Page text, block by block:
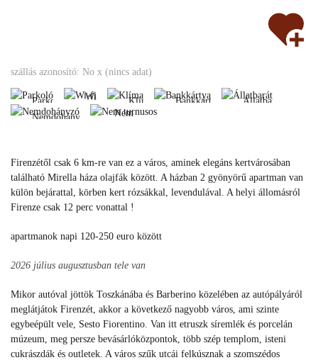
szállás azonosító: No x (nincs adat)
Parkoló
Parkoló
fi
Wi-
Klíma
Klíma Bankkártya Állatbarát
Nemdohányzó
Nemdohányzó
turnusos
Nem
turnusos
Firenzétől csak 6 km-re van ez a város, aminek elegáns kertvárosában
található Mirella háza olajfák között. A házban 2 gyönyörű apartman van
külön bejárattal, körben kert rózsákkal, levendulával. A helyi állomásról
Firenze csak 12 perc vonattal !
apartmanok napi 120-250 euro között
2026 július augusztusban tele van
Mikor autóval jöttök Toszkánába és Barberino közelében az autópályáról
meglátjátok Firenzét, akkor a következő nagyobb város, ami szinte
egybeépült vele, Sesto Fiorentino. Van itt etruszk síremlék és porcelán
múzeum, meg persze bevásárlóközpontok, több szép templom, isteni
cukrászdák és outletek. A város szűk utcái felkúsznak a szomszédos